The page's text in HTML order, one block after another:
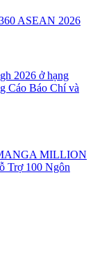
ASEAN 2026
2026 ở hạng
Cáo Báo Chí và
MILLION
Trợ 100 Ngôn